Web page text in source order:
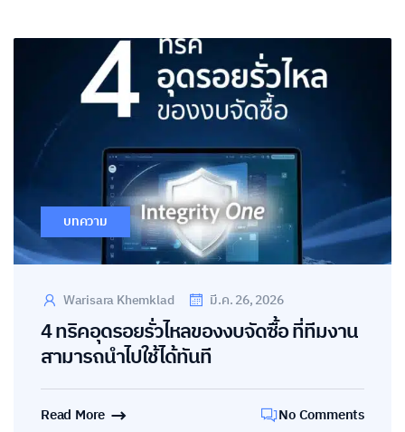
บทความ
Warisara Khemklad มี.ค. 26, 2026
4 ทริคอุดรอยรั่วไหลของงบจัดซื้อ ที่ทีมงาน
สามารถนำไปใช้ได้ทันที
Read More No Comments